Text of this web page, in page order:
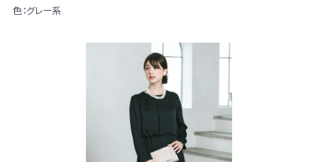
色：グレー系